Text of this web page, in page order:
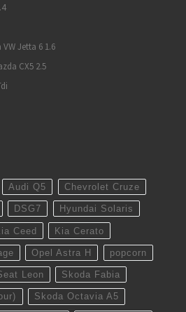
Jetta 6 1.6
CX5 2.5
Audi Q5 Chevrolet Cruze
DSG7 Hyundai Solaris
Ceed Kia Cerato
Opel Astra H popcorn
Leon Skoda Fabia
Skoda Octavia A5